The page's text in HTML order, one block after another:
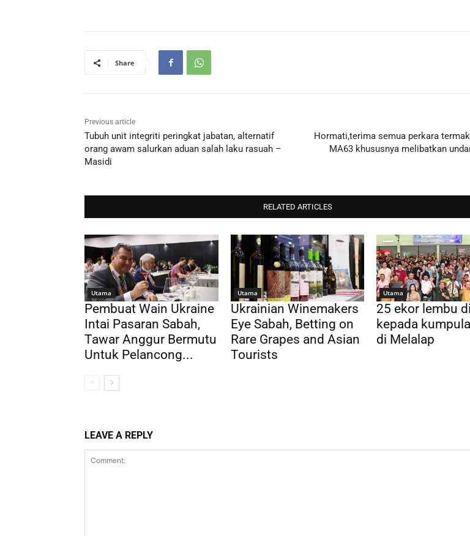
Share
Previous article
Tubuh unit integriti peringkat jabatan, alternatif
orang awam salurkan aduan salah laku rasuah –
Masidi
Hormati,terima semua perkara
MA63 khususnya melibatkan
RELATED ARTICLES
Utama
Pembuat Wain Ukraine
Intai Pasaran Sabah,
Tawar Anggur Bermutu
Untuk Pelancong...
Utama
Ukrainian Winemakers
Eye Sabah, Betting on
Rare Grapes and Asian
Tourists
Utama
25 ekor lembu
kepada
di Melalap
LEAVE A REPLY